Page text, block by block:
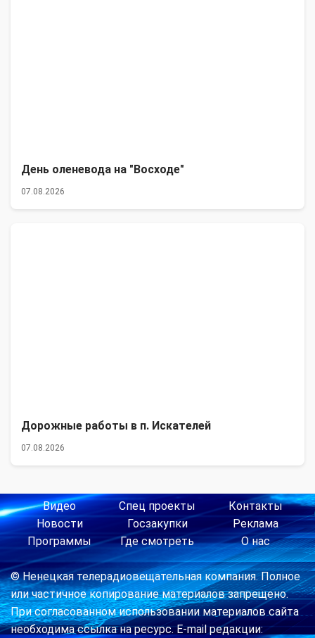
День оленевода на "Восходе"
07.08.2026
Дорожные работы в п. Искателей
07.08.2026
Видео
Новости
Программы
Спец проекты
Госзакупки
Где смотреть
Контакты
Реклама
О нас
© Ненецкая телерадиовещательная компания. Полное
или частичное копирование материалов запрещено.
При согласованном использовании материалов сайта
необходима ссылка на ресурс. E-mail редакции: